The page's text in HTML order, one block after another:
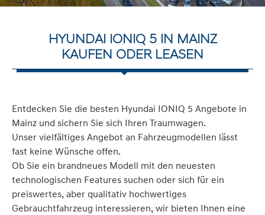
HYUNDAI IONIQ 5 IN MAINZ
KAUFEN ODER LEASEN
Entdecken Sie die besten Hyundai IONIQ 5 Angebote in
Mainz und sichern Sie sich Ihren Traumwagen.
Unser vielfältiges Angebot an Fahrzeugmodellen lässt
fast keine Wünsche offen.
Ob Sie ein brandneues Modell mit den neuesten
technologischen Features suchen oder sich für ein
preiswertes, aber qualitativ hochwertiges
Gebrauchtfahrzeug interessieren, wir bieten Ihnen eine